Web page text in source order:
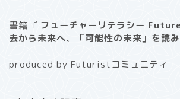
書籍『 フューチャーリテラシー
去から未来へ、「可能性の未来」を読
produced by Futuristコミュニティ